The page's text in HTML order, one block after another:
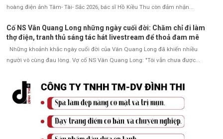
hoàng điện ảnh Tâm- Tài- Sắc 2026, bác sĩ Hồ Kiều Thu còn đảm nhận...
Cố NS Vân Quang Long những ngày cuối đời: Chăm chỉ đi làm
thợ điện, tranh thủ sáng tác hát livestream để thoả đam mê
Những khoảnh khắc ngày cuối đời của Vân Quang Long đã khiến nhiều
người vô cùng đau lòng. Vợ cố NS Vân Quang Long: "Tôi vẫn chưa được...